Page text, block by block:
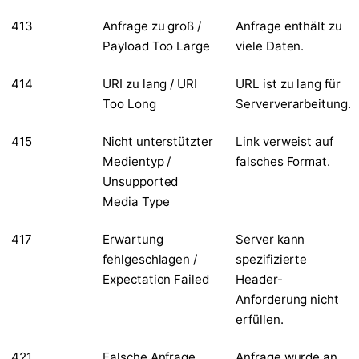
413
Anfrage zu groß /
Payload Too Large
Anfrage enthält zu
viele Daten.
414
URI zu lang / URI
Too Long
URL ist zu lang für
Serververarbeitung.
415
Nicht unterstützter
Medientyp /
Unsupported
Media Type
Link verweist auf
falsches Format.
417
Erwartung
fehlgeschlagen /
Expectation Failed
Server kann
spezifizierte
Header-
Anforderung nicht
erfüllen.